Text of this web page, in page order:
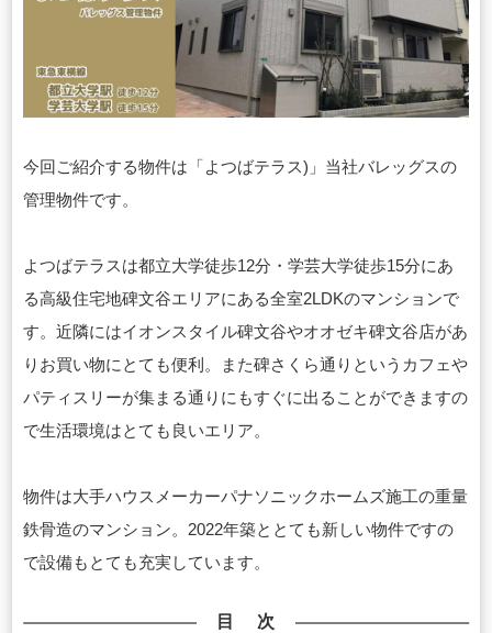
今回ご紹介する物件は「よつばテラス)」当社バレッグスの
管理物件です。
よつばテラスは都立大学徒歩12分・学芸大学徒歩15分にあ
る高級住宅地碑文谷エリアにある全室2LDKのマンションで
す。近隣にはイオンスタイル碑文谷やオオゼキ碑文谷店があ
りお買い物にとても便利。また碑さくら通りというカフェや
パティスリーが集まる通りにもすぐに出ることができますの
で生活環境はとても良いエリア。
物件は大手ハウスメーカーパナソニックホームズ施工の重量
鉄骨造のマンション。2022年築ととても新しい物件ですの
で設備もとても充実しています。
目 次